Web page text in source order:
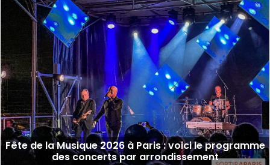
Fête de la Musique 2026 à Paris : voici le programme
des concerts par arrondissement